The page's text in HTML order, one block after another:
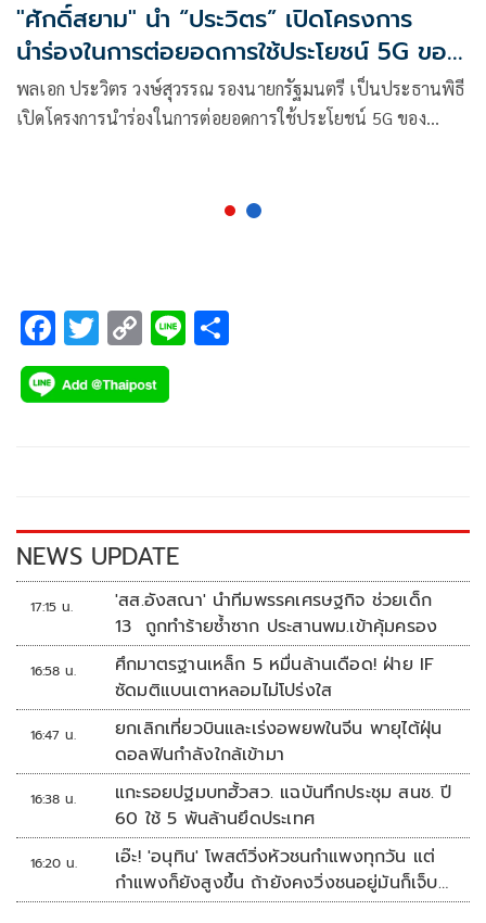
"ศักดิ์สยาม" นำ “ประวิตร” เปิดโครงการ
นำร่องในการต่อยอดการใช้ประโยชน์ 5G ของ
ประเทศไทยด้านการส่งเสริมสถานีอัจฉริยะ 5G
(5G Smart Station) สถานีกลางกรุงเทพอภิ
พลเอก ประวิตร วงษ์สุวรรณ รองนายกรัฐมนตรี เป็นประธานพิธี
เปิดโครงการนำร่องในการต่อยอดการใช้ประโยชน์ 5G ของ
F
ac
e
k
T
wi
tt
C
o
p
k
Li
NEWS UPDATE
17:15 น.
'สส.อังสณา' นำทีมพรรคเศรษฐกิจ ช่วยเด็ก
13 ถูกทำร้ายซ้ำซาก ประสานพม.เข้าคุ้มครอง
16:58 น.
ศึกมาตรฐานเหล็ก 5 หมื่นล้านเดือด! ฝ่าย IF
ซัดมติแบนเตาหลอมไม่โปร่งใส
16:47 น.
ยกเลิกเที่ยวบินและเร่งอพยพในจีน พายุไต้ฝุ่น
ดอลฟินกำลังใกล้เข้ามา
16:38 น.
แกะรอยปฐมบทฮั้วสว. แฉบันทึกประชุม สนช. ปี
60 ใช้ 5 พันล้านยึดประเทศ
16:20 น.
เอ๊ะ! 'อนุทิน' โพสต์วิ่งหัวชนกำแพงทุกวัน แต่
กำแพงก็ยังสูงขึ้น ถ้ายังคงวิ่งชนอยู่มันก็เจ็บ
หัวอีก